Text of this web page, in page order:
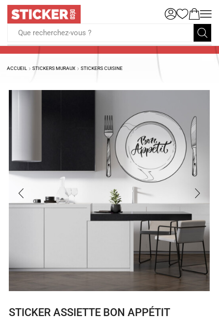
Que recherchez-vous ?
ACCUEIL STICKERS MURAUX STICKERS CUISINE
STICKER ASSIETTE BON APPÉTIT